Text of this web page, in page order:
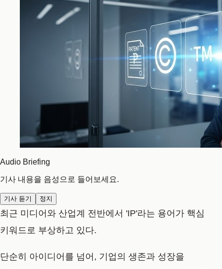
Audio Briefing
기사 내용을 음성으로 들어보세요.
기사 듣기 정지
최근 미디어와 산업계 전반에서 'IP'라는 용어가 핵심
키워드로 부상하고 있다.
단순히 아이디어를 넘어, 기업의 생존과 성장을